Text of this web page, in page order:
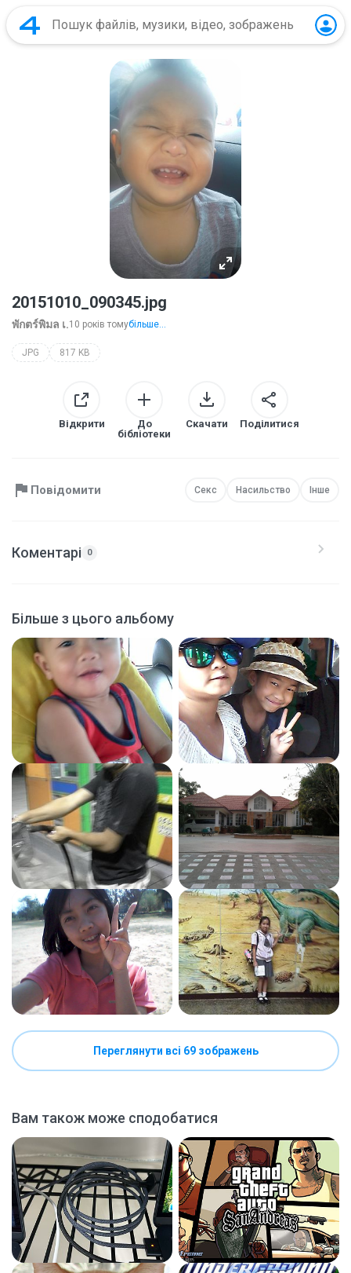
20151010_090345.jpg
พักตร์พิมล เ.10 років томубільше...
JPG 817 KB
Відкрити
До
бібліотеки
Скачати Поділитися
Повідомити Секс Насильство Інше
Коментарі 0
Більше з цього альбому
Переглянути всі 69 зображень
Вам також може сподобатися